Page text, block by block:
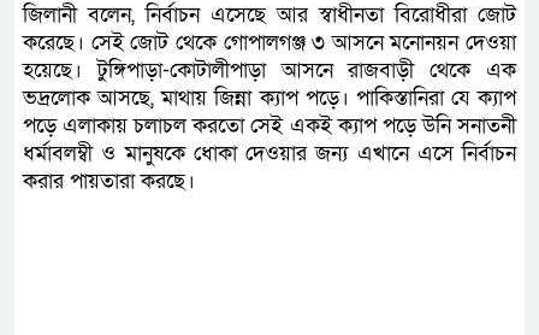
জিলানী বলেন, নির্বাচন এসেছে আর স্বাধীনতা বিরোধীরা জোট
করেছে। সেই জোট থেকে গোপালগঞ্জ ৩ আসনে মনোনয়ন দেওয়া
হয়েছে। টুঙ্গিপাড়া-কোটালীপাড়া আসনে রাজবাড়ী থেকে এক
ভদ্রলোক আসছে, মাথায় জিন্না ক্যাপ পড়ে। পাকিস্তানিরা যে ক্যাপ
পড়ে এলাকায় চলাচল করতো সেই একই ক্যাপ পড়ে উনি সনাতনী
ধর্মাবলম্বী ও মানুষকে ধোকা দেওয়ার জন্য এখানে এসে নির্বাচন
করার পায়তারা করছে।